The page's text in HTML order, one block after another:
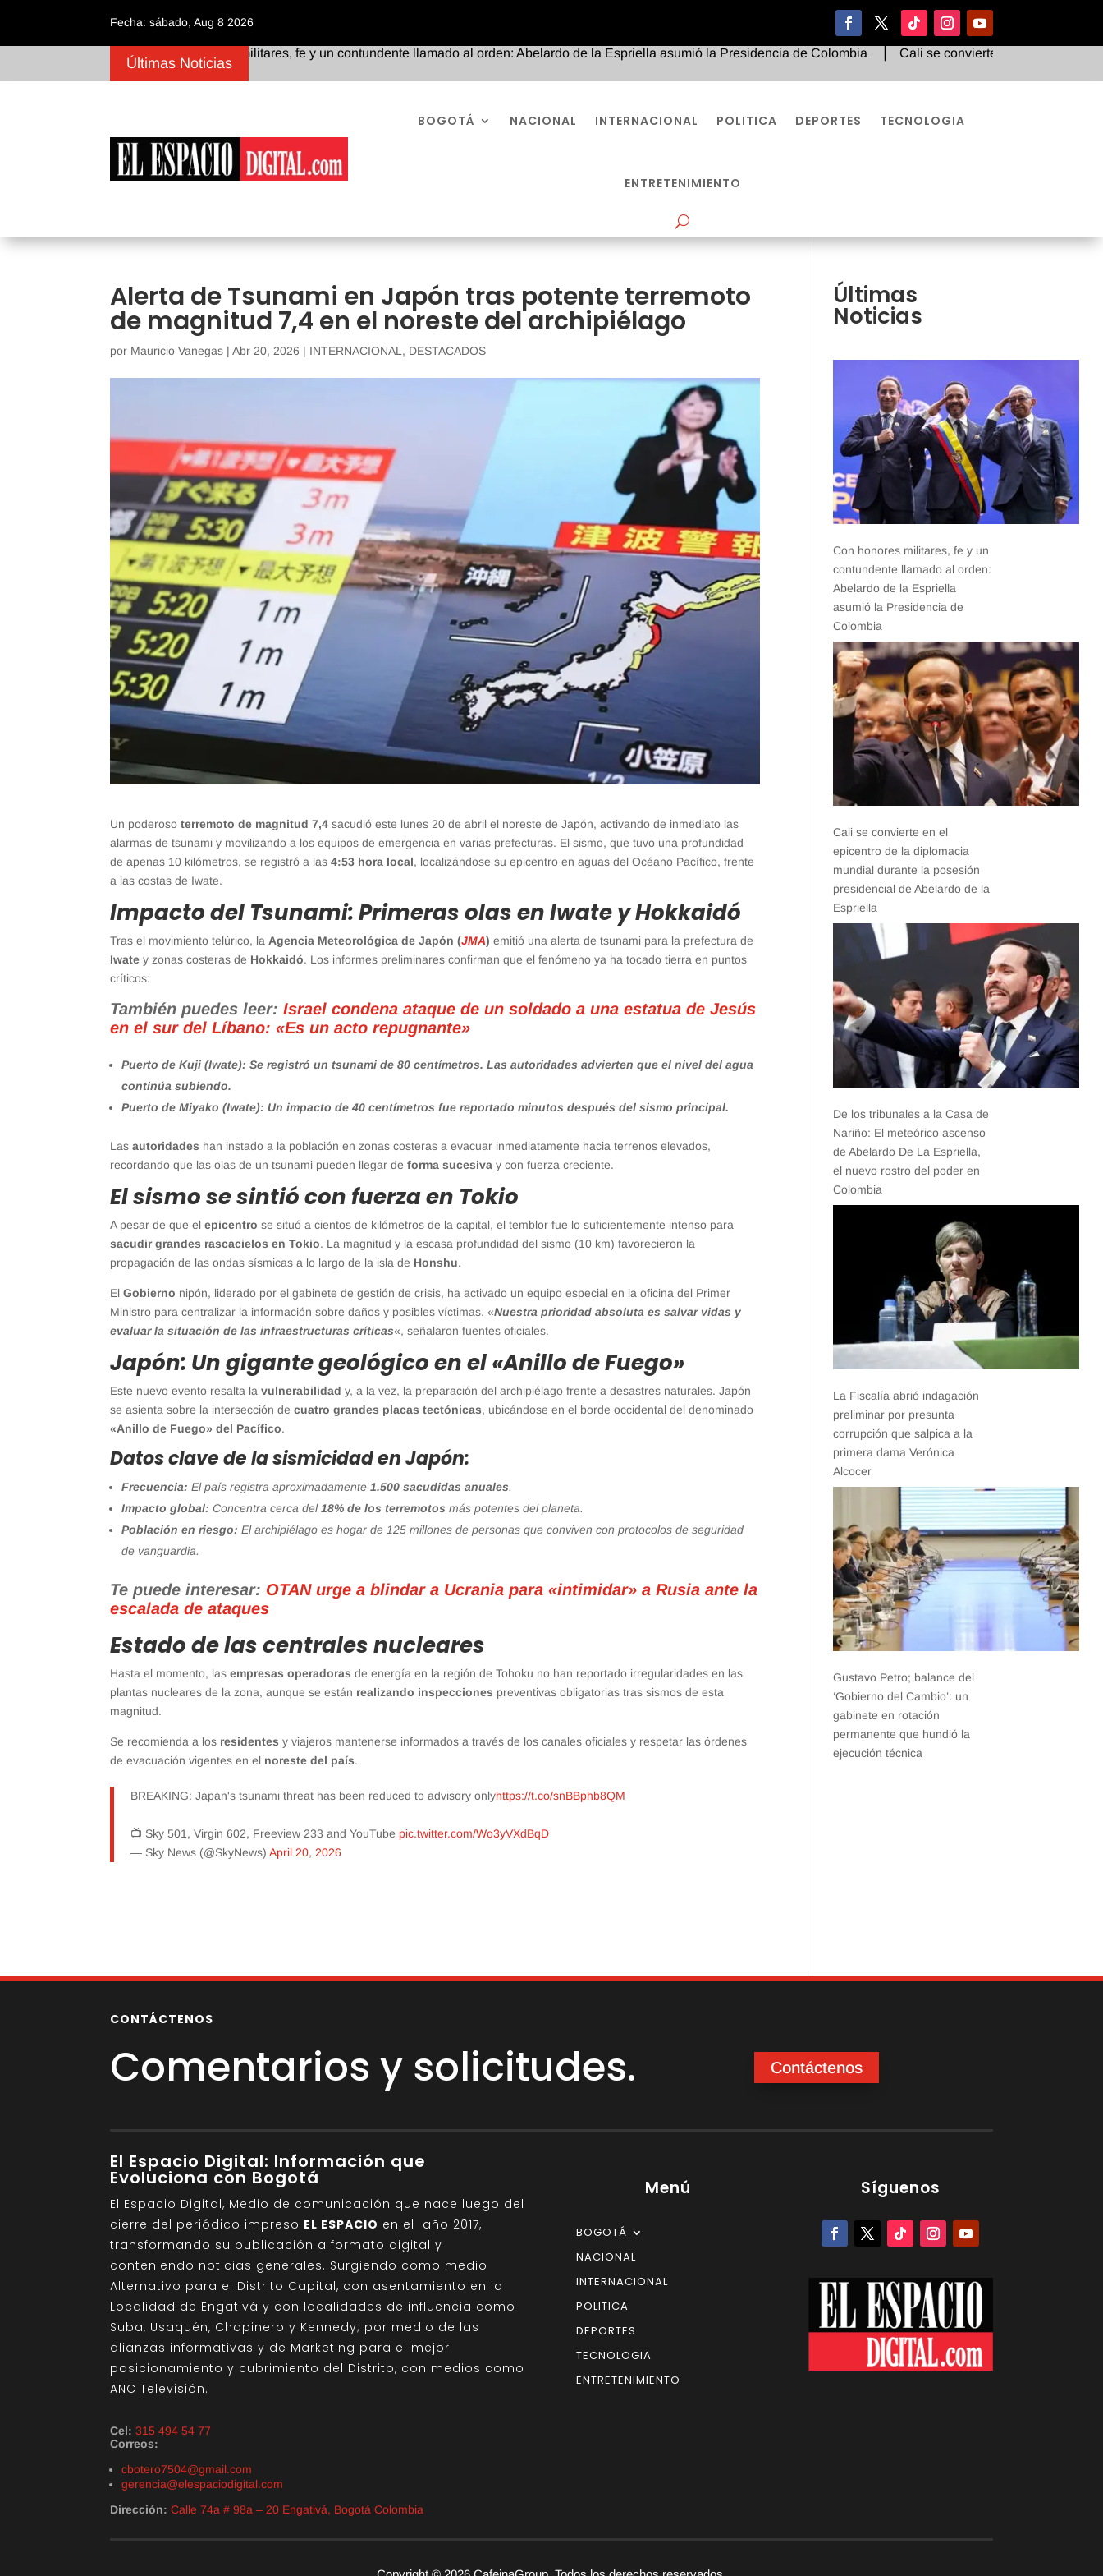
Fecha: sábado, Aug 8 2026
Últimas Noticias
Con honores militares, fe y un contundente llamado al orden: Abelardo de la Espriella asumió la Presidencia de Colombia Cali se convierte en el epicentro de la
BOGOTÁ NACIONAL INTERNACIONAL POLITICA DEPORTES TECNOLOGIA
ENTRETENIMIENTO
Alerta de Tsunami en Japón tras potente terremoto
de magnitud 7,4 en el noreste del archipiélago
por Mauricio Vanegas |Abr 20, 2026 | INTERNACIONAL , DESTACADOS
Un poderosoterremoto de magnitud 7,4 sacudió este lunes 20 de abril el noreste de Japón, activando de inmediato las
alarmas de tsunami y movilizando a los equipos de emergencia en varias prefecturas. El sismo, que tuvo una profundidad
de apenas 10 kilómetros, se registró a las4:53 hora local, localizándose su epicentro en aguas del Océano Pacífico, frente
a las costas de Iwate.
Impacto del Tsunami: Primeras olas en Iwate y Hokkaidó
Tras el movimiento telúrico, la Agencia Meteorológica de Japón (JMA) emitió una alerta de tsunami para la prefectura de
Iwate y zonas costeras de Hokkaidó. Los informes preliminares confirman que el fenómeno ya ha tocado tierra en puntos
críticos:
También puedes leer:Israel condena ataque de un soldado a una estatua de Jesús
en el sur del Líbano: «Es un acto repugnante»
Puerto de Kuji (Iwate): Se registró un tsunami de 80 centímetros. Las autoridades advierten que el nivel del agua
continúa subiendo.
Puerto de Miyako (Iwate): Un impacto de 40 centímetros fue reportado minutos después del sismo principal.
Lasautoridades han instado a la población en zonas costeras a evacuar inmediatamente hacia terrenos elevados,
recordando que las olas de un tsunami pueden llegar deforma sucesiva y con fuerza creciente.
El sismo se sintió con fuerza en Tokio
A pesar de que elepicentro se situó a cientos de kilómetros de la capital, el temblor fue lo suficientemente intenso para
sacudir grandes rascacielos en Tokio. La magnitud y la escasa profundidad del sismo (10 km) favorecieron la
propagación de las ondas sísmicas a lo largo de la isla de Honshu.
ElGobierno nipón, liderado por el gabinete de gestión de crisis, ha activado un equipo especial en la oficina del Primer
Ministro para centralizar la información sobre daños y posibles víctimas. «Nuestra prioridad absoluta es salvar vidas y
evaluar la situación de las infraestructuras críticas«, señalaron fuentes oficiales.
Japón: Un gigante geológico en el «Anillo de Fuego»
Este nuevo evento resalta lavulnerabilidad y, a la vez, la preparación del archipiélago frente a desastres naturales. Japón
se asienta sobre la intersección decuatro grandes placas tectónicas, ubicándose en el borde occidental del denominado
«Anillo de Fuego» del Pacífico.
Datos clave de la sismicidad en Japón:
Frecuencia: El país registra aproximadamente1.500 sacudidas anuales.
Impacto global: Concentra cerca del18% de los terremotos más potentes del planeta.
Población en riesgo: El archipiélago es hogar de 125 millones de personas que conviven con protocolos de seguridad
de vanguardia.
Te puede interesar: OTAN urge a blindar a Ucrania para «intimidar» a Rusia ante la
escalada de ataques
Estado de las centrales nucleares
Hasta el momento, lasempresas operadoras de energía en la región de Tohoku no han reportado irregularidades en las
plantas nucleares de la zona, aunque se están realizando inspecciones preventivas obligatorias tras sismos de esta
magnitud.
Se recomienda a los residentes y viajeros mantenerse informados a través de los canales oficiales y respetar las órdenes
de evacuación vigentes en el noreste del país.
BREAKING: Japan's tsunami threat has been reduced to advisory onlyhttps://t.co/snBBphb8QM
📺 Sky 501, Virgin 602, Freeview 233 and YouTube pic.twitter.com/Wo3yVXdBqD
— Sky News (@SkyNews)April 20, 2026
Últimas
Noticias
Con honores militares, fe y un
contundente llamado al orden:
Abelardo de la Espriella
asumió la Presidencia de
Colombia
Cali se convierte en el
epicentro de la diplomacia
mundial durante la posesión
presidencial de Abelardo de la
Espriella
De los tribunales a la Casa de
Nariño: El meteórico ascenso
de Abelardo De La Espriella,
el nuevo rostro del poder en
Colombia
La Fiscalía abrió indagación
preliminar por presunta
corrupción que salpica a la
primera dama Verónica
Alcocer
Gustavo Petro; balance del
‘Gobierno del Cambio’: un
gabinete en rotación
permanente que hundió la
ejecución técnica
CONTÁCTENOS
Comentarios y solicitudes. Contáctenos
El Espacio Digital: Información que
Evoluciona con Bogotá
El Espacio Digital, Medio de comunicación que nace luego del
cierre del periódico impreso EL ESPACIO en el año 2017,
transformando su publicación a formato digital y
conteniendo noticias generales. Surgiendo como medio
Alternativo para el Distrito Capital, con asentamiento en la
Localidad de Engativá y con localidades de influencia como
Suba, Usaquén, Chapinero y Kennedy; por medio de las
alianzas informativas y de Marketing para el mejor
posicionamiento y cubrimiento del Distrito, con medios como
ANC Televisión.
Cel: 315 494 54 77
Correos:
cbotero7504@gmail.com
gerencia@elespaciodigital.com
Dirección: Calle 74a # 98a – 20 Engativá, Bogotá Colombia
Menú
BOGOTÁ
NACIONAL
INTERNACIONAL
POLITICA
DEPORTES
TECNOLOGIA
ENTRETENIMIENTO
Síguenos